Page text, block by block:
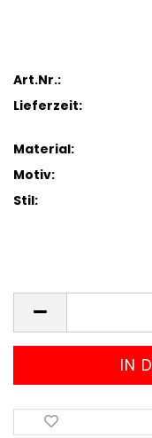
Art.Nr.:
Lieferzeit:
Material:
Motiv:
Stil: